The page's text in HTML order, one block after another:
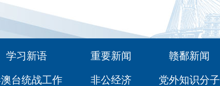
学习新语 重要新闻 赣鄱新闻
台统战工作 非公经济 党外知识分子